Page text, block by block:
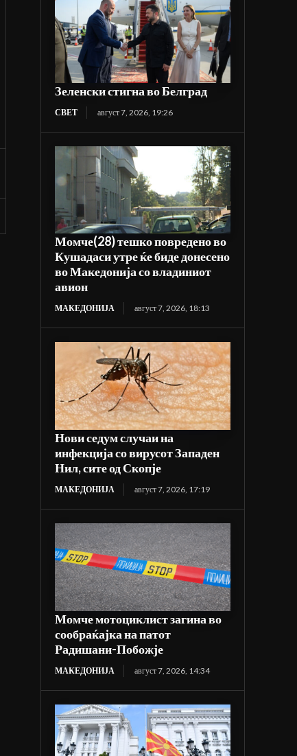
Зеленски стигна во Белград
СВЕТ август 7, 2026, 19:26
Момче(28) тешко повредено во
Кушадаси утре ќе биде донесено
во Македонија со владиниот
авион
МАКЕДОНИЈА август 7, 2026, 18:13
Нови седум случаи на
инфекција со вирусот Западен
Нил, сите од Скопје
МАКЕДОНИЈА август 7, 2026, 17:19
Момче мотоциклист загина во
сообраќајка на патот
Радишани-Побожје
МАКЕДОНИЈА август 7, 2026, 14:34